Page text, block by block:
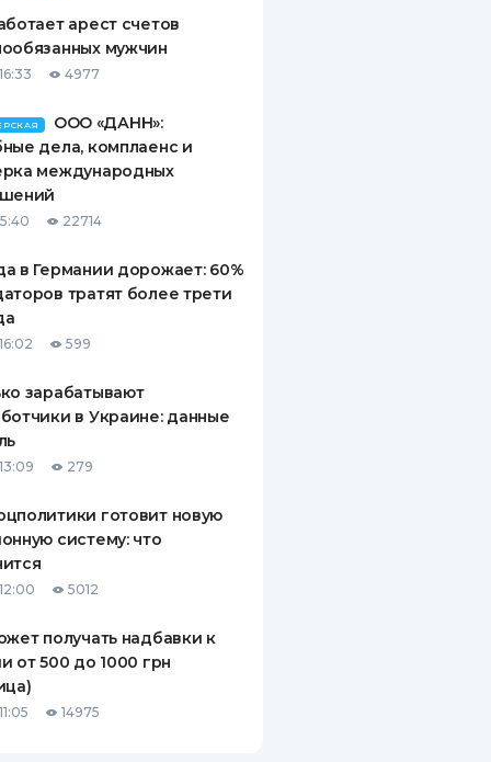
арест счетов
мужчин
4977
ООО «ДАНН»:
дела, комплаенс и
международных
22714
в Германии дорожает: 60%
тратят более трети
599
зарабатывают
в Украине: данные
279
готовит новую
систему: что
5012
получать надбавки к
от 500 до 1000 грн
14975